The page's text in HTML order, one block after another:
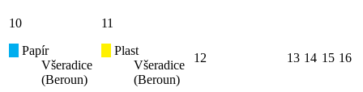
10
Papír
Všeradice
(Beroun)
11
Plast
Všeradice
(Beroun)
12 13 14 15 16